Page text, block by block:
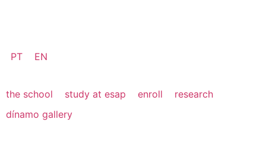
PT EN
the school study at esap enroll
research
dínamo gallery